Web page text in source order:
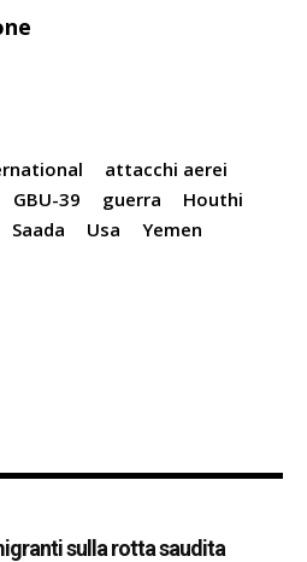
attacchi aerei
GBU-39 guerra
Houthi
Saada Usa Yemen
sulla rotta saudita